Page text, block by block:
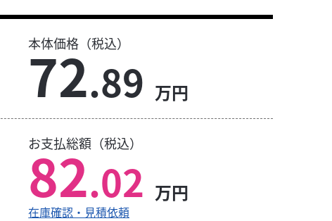
本体価格（税込）
72.89 万円
お支払総額（税込）
82.02 万円
在庫確認・見積依頼